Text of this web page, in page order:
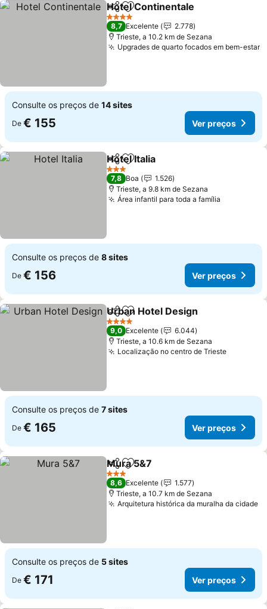
PartilharAdicionar aos favoritos
Hotel Continentale
4 Estrelas
8,7 Excelente
2.778
Trieste, a 10.2 km de Sezana
Upgrades de quarto focados em bem-estar
Consulte os preços de 14 sites
De € 155 Ver preços
PartilharAdicionar aos favoritos
Hotel Italia
3 Estrelas
7,8 Boa
1.526
Trieste, a 9.8 km de Sezana
Área infantil para toda a família
Consulte os preços de 8 sites
De € 156 Ver preços
PartilharAdicionar aos favoritos
Urban Hotel Design
4 Estrelas
9,0 Excelente
6.044
Trieste, a 10.6 km de Sezana
Localização no centro de Trieste
Consulte os preços de 7 sites
De € 165 Ver preços
PartilharAdicionar aos favoritos
Mura 5&7
3 Estrelas
8,6 Excelente
1.577
Trieste, a 10.7 km de Sezana
Arquitetura histórica da muralha da cidade
Consulte os preços de 5 sites
De € 171 Ver preços